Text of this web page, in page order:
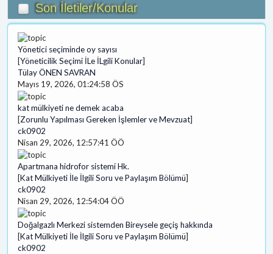
Son İletiler/Konular
Yönetici seçiminde oy sayısı
[Yöneticilik Seçimi İLe İLgili Konular]
Tülay ÖNEN SAVRAN
Mayıs 19, 2026, 01:24:58 ÖS
kat mülkiyeti ne demek acaba
[Zorunlu Yapılması Gereken İşlemler ve Mevzuat]
ck0902
Nisan 29, 2026, 12:57:41 ÖÖ
Apartmana hidrofor sistemi Hk.
[Kat Mülkiyeti İle İlgili Soru ve Paylaşım Bölümü]
ck0902
Nisan 29, 2026, 12:54:04 ÖÖ
Doğalgazlı Merkezi sistemden Bireysele geçiş hakkında
[Kat Mülkiyeti İle İlgili Soru ve Paylaşım Bölümü]
ck0902